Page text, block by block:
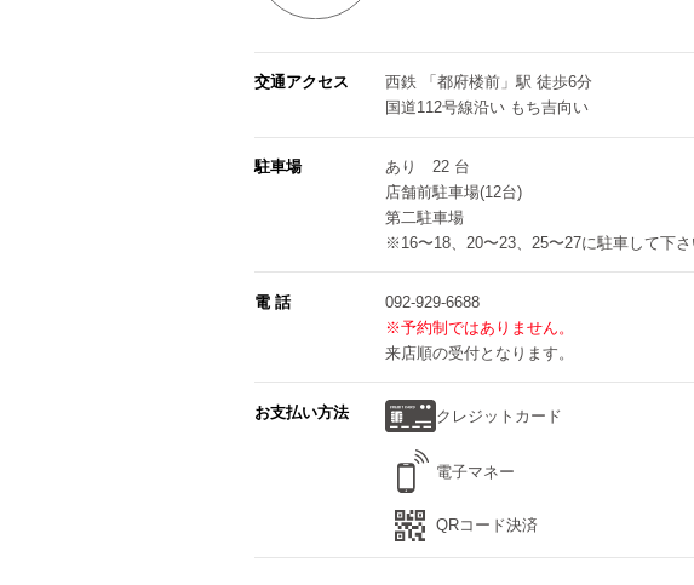
交通アクセス
西鉄 「都府楼前」駅 徒歩6分
国道112号線沿い もち吉向い
駐車場
あり 22 台
店舗前駐車場(12台)
第二駐車場
※16〜18、20〜23、25〜27に駐車して下さ
電 話
092-929-6688
※予約制ではありません。
来店順の受付となります。
お支払い方法 クレジットカード
電子マネー
QRコード決済